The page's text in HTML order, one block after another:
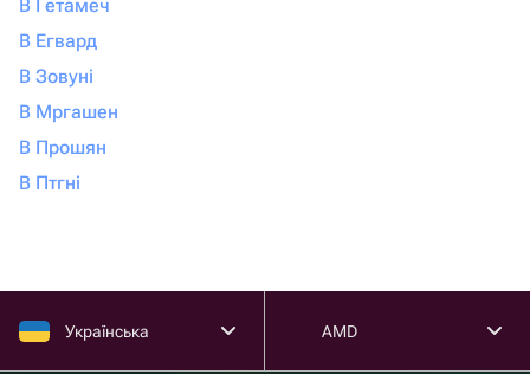
В Гетамеч
В Егвард
В Зовуні
В Мргашен
В Прошян
В Птгні
Українська AMD